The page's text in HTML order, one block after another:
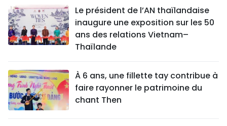
Le président de l’AN thaïlandaise
inaugure une exposition sur les 50
ans des relations Vietnam–
Thaïlande
À 6 ans, une fillette tay contribue à
faire rayonner le patrimoine du
chant Then